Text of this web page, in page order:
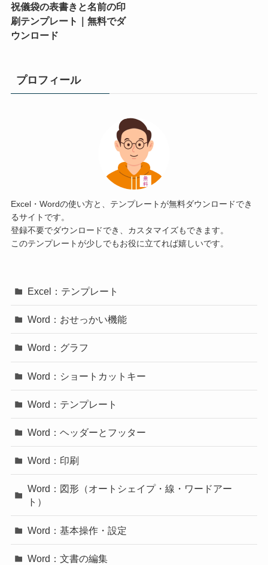
祝儀袋の表書きと名前の印
刷テンプレート｜無料でダ
ウンロード
プロフィール
Excel・Wordの使い方と、テンプレートが無料ダウンロードでき
るサイトです。
登録不要でダウンロードでき、カスタマイズもできます。
このテンプレートが少しでもお役に立てれば嬉しいです。
Excel：テンプレート
Word：おせっかい機能
Word：グラフ
Word：ショートカットキー
Word：テンプレート
Word：ヘッダーとフッター
Word：印刷
Word：図形（オートシェイプ・線・ワードアー
ト）
Word：基本操作・設定
Word：文書の編集